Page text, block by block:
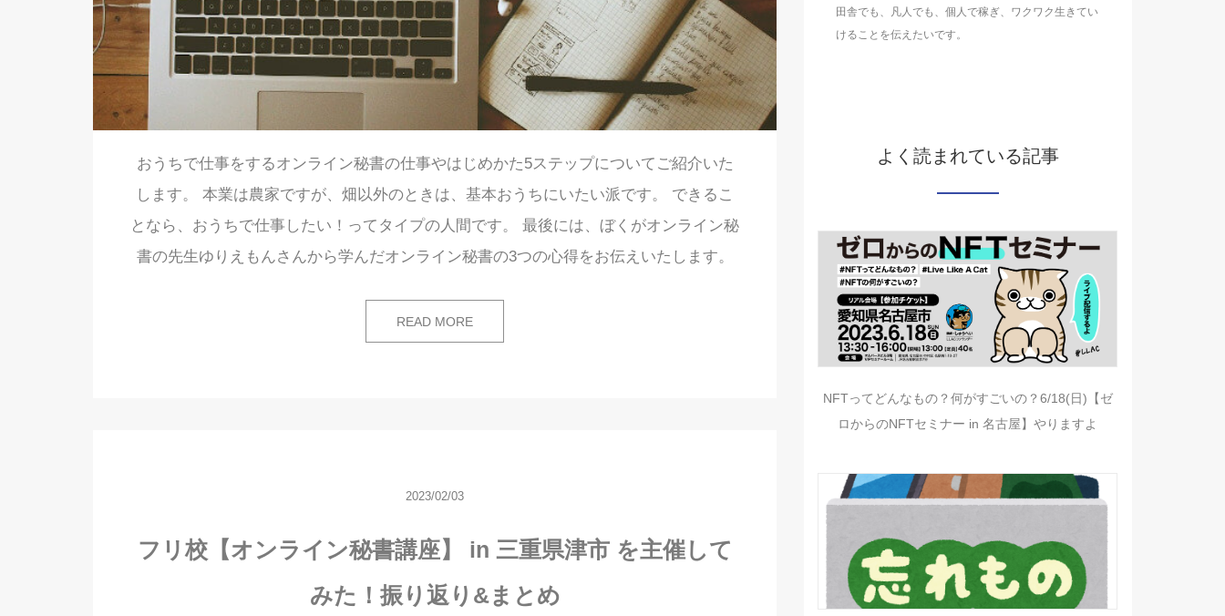
おうちで仕事をするオンライン秘書の仕事やはじめかた5ステップについてご紹介いた
します。 本業は農家ですが、畑以外のときは、基本おうちにいたい派です。 できるこ
となら、おうちで仕事したい！ってタイプの人間です。 最後には、ぼくがオンライン秘
書の先生ゆりえもんさんから学んだオンライン秘書の3つの心得をお伝えいたします。
READ MORE
2023/02/03
フリ校【オンライン秘書講座】 in 三重県津市 を主催して
みた！振り返り&まとめ
田舎でも、凡人でも、個人で稼ぎ、ワクワク生きてい
けることを伝えたいです。
よく読まれている記事
NFTってどんなもの？何がすごいの？6/18(日)【ゼ
ロからのNFTセミナー in 名古屋】やりますよ